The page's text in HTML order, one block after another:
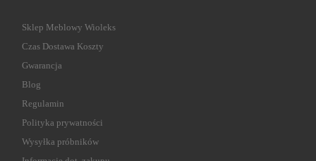
Sklep Meblowy Wioleks
Czas Dostawa Koszty
Gwarancja
Blog
Regulamin
Polityka prywatności
Wysyłka próbników